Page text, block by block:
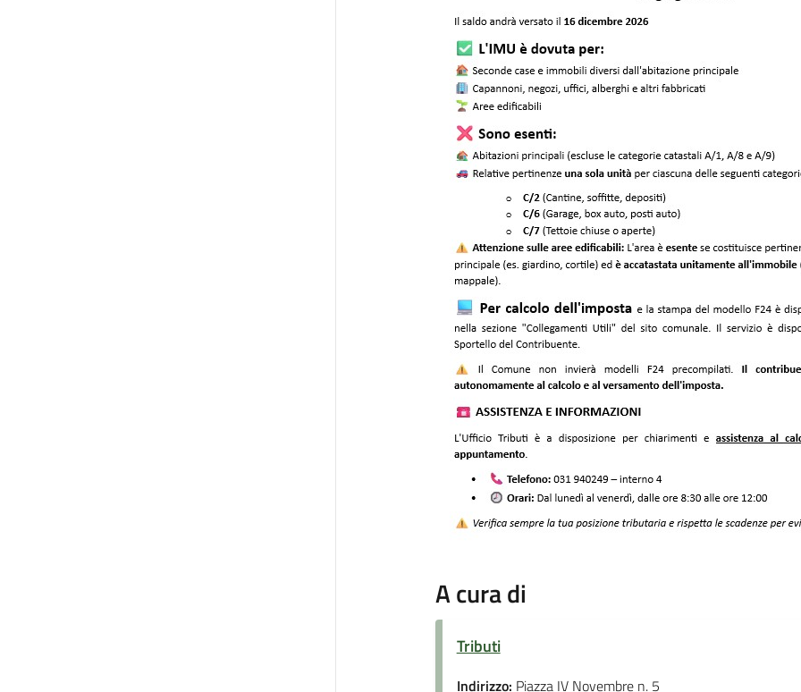
A cura di
Tributi
Indirizzo: Piazza IV Novembre n. 5